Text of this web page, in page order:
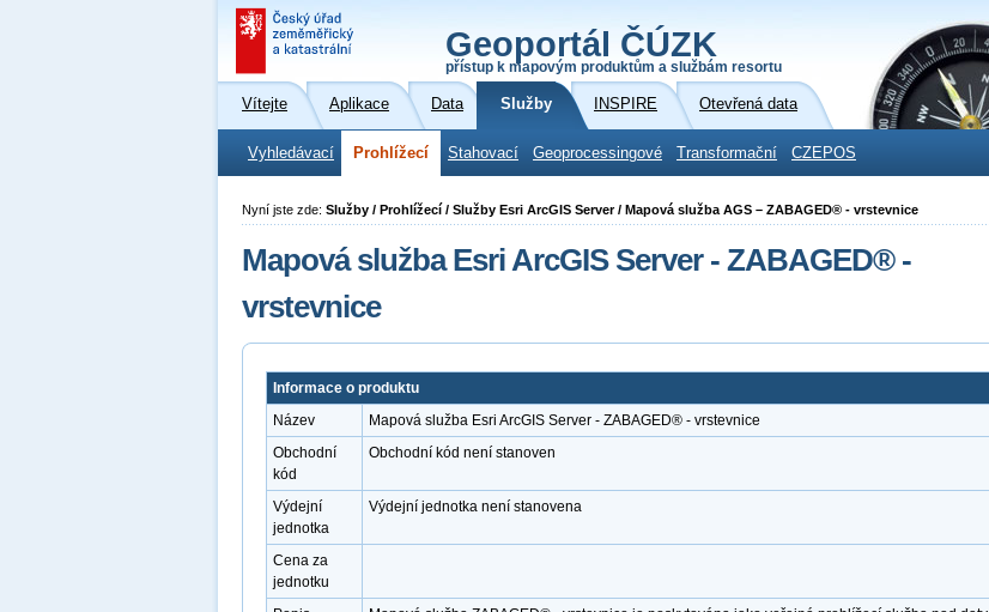
Geoportál ČÚZK
přístup k mapovým produktům a službám resortu
Vítejte Aplikace Data Služby INSPIRE Otevřená data
Vyhledávací Prohlížecí Stahovací Geoprocessingové Transformační CZEPOS
Nyní jste zde: Služby / Prohlížecí / Služby Esri ArcGIS Server / Mapová služba AGS – ZABAGED® - vrstevnice
Mapová služba Esri ArcGIS Server - ZABAGED® -
vrstevnice
Informace o produktu
Název
Mapová služba Esri ArcGIS Server - ZABAGED® - vrstevnice
Obchodní
kód
Obchodní kód není stanoven
Výdejní
jednotka
Výdejní jednotka není stanovena
Cena za
jednotku